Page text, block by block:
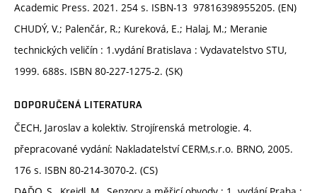
Academic Press. 2021. 254 s. ISBN-13 97816398955205. (EN)
CHUDÝ, V.; Palenčár, R.; Kureková, E.; Halaj, M.; Meranie
technických veličín : 1.vydání Bratislava : Vydavatelstvo STU,
1999. 688s. ISBN 80-227-1275-2. (SK)
DOPORUČENÁ LITERATURA
ČECH, Jaroslav a kolektiv. Strojírenská metrologie. 4.
přepracované vydání: Nakladatelství CERM,s.r.o. BRNO, 2005.
176 s. ISBN 80-214-3070-2. (CS)